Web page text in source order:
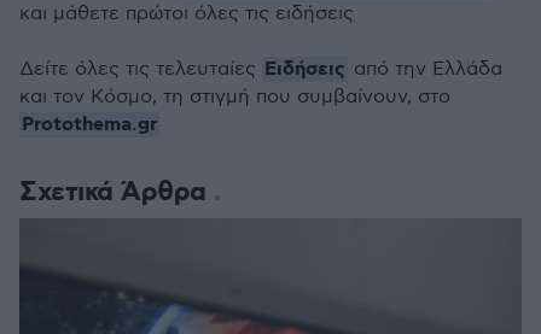
Σχετικά Άρθρα
και μάθετε πρώτοι όλες τις ειδήσεις
Δείτε όλες τις τελευταίες Ειδήσεις από την Ελλάδα
και τον Κόσμο, τη στιγμή που συμβαίνουν, στο
Protothema.gr